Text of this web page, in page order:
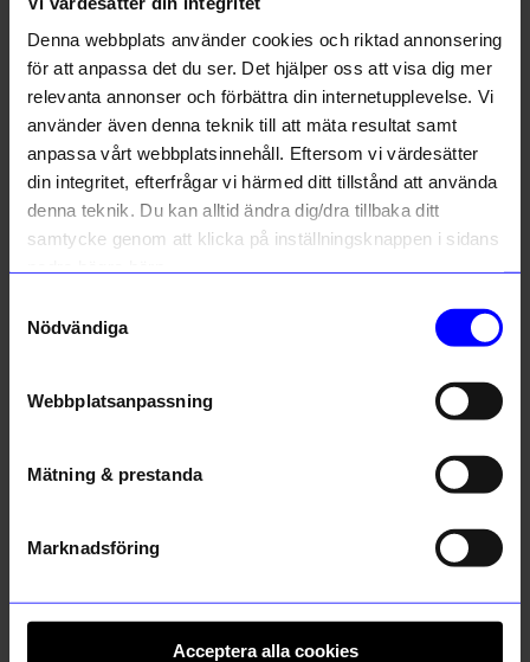
Denna webbplats använder cookies och riktad annonsering
för att anpassa det du ser. Det hjälper oss att visa dig mer
relevanta annonser och förbättra din internetupplevelse. Vi
använder även denna teknik till att mäta resultat samt
anpassa vårt webbplatsinnehåll. Eftersom vi värdesätter
din integritet, efterfrågar vi härmed ditt tillstånd att använda
denna teknik. Du kan alltid ändra dig/dra tillbaka ditt
samtycke genom att klicka på inställningsknappen i sidans
Nödvändiga
Webbplatsanpassning
Mätning & prestanda
Marknadsföring
Acceptera alla cookies
Liknande produkter
Outlet
Ferm Living
I lager
Outlet
Stearinljus Dryp 2-P Grön
Andra köpte även